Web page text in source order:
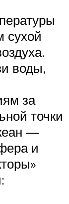
сухой
воды,
за
точки
—
и